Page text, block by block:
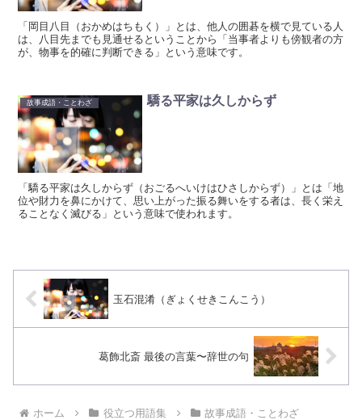
「岡目八目（おかめはちもく）」とは、他人の囲碁を横で見ている人
は、八目先までも見通せるということから「当事者よりも傍観者の方
が、物事を的確に判断できる」という意味です。
故事成語・ことわざ 驕る平家は久しからず
「驕る平家は久しからず（おごるへいけはひさしからず）」とは「地
位や財力を鼻にかけて、思い上がった振る舞いをする者は、長く栄え
ることなく滅びる」という意味で使われます。
玉石混淆（ぎょくせきこんこう）
葛飾北斎 最後の言葉〜辞世の句
ホーム 役立つ用語集 故事成語・ことわざ